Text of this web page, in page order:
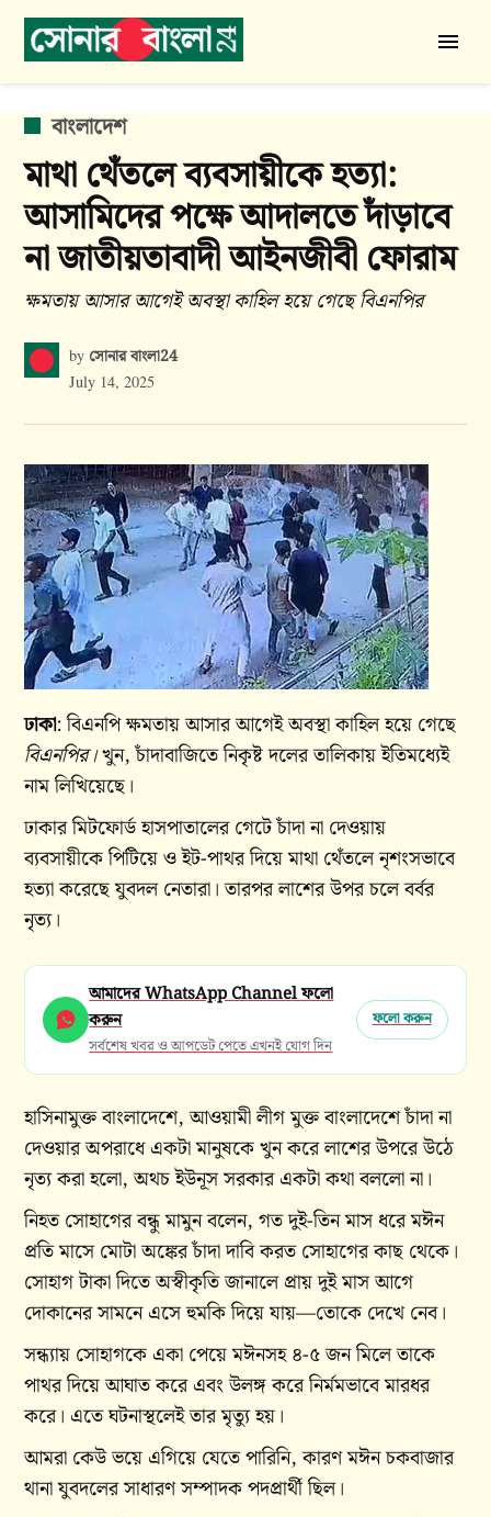
Skip
বাংলা
24
POSTED
বাংলাদেশ
মাথা থেঁতলে ব্যবসায়ীকে হত্যা:
আসামিদের পক্ষে আদালতে দাঁড়াবে
না জাতীয়তাবাদী আইনজীবী ফোরাম
ক্ষমতায় আসার আগেই অবস্থা কাহিল হয়ে গেছে বিএনপির
by সোনার বাংলা24
July 14, 2025
ঢাকা: বিএনপি ক্ষমতায় আসার আগেই অবস্থা কাহিল হয়ে গেছে
বিএনপির।খুন, চাঁদাবাজিতে নিকৃষ্ট দলের তালিকায় ইতিমধ্যেই
নাম লিখিয়েছে।
ঢাকার মিটফোর্ড হাসপাতালের গেটে চাঁদা না দেওয়ায়
ব্যবসায়ীকে পিটিয়ে ও ইট-পাথর দিয়ে মাথা থেঁতলে নৃশংসভাবে
হত্যা করেছে যুবদল নেতারা। তারপর লাশের উপর চলে বর্বর
নৃত্য।
আমাদের WhatsApp Channel ফলো
করুন
সর্বশেষ খবর ও আপডেট পেতে এখনই যোগ দিন
ফলো করুন
হাসিনামুক্ত বাংলাদেশে, আওয়ামী লীগ মুক্ত বাংলাদেশে চাঁদা না
দেওয়ার অপরাধে একটা মানুষকে খুন করে লাশের উপরে উঠে
নৃত্য করা হলো, অথচ ইউনূস সরকার একটা কথা বললো না।
নিহত সোহাগের বন্ধু মামুন বলেন, গত দুই-তিন মাস ধরে মঈন
প্রতি মাসে মোটা অঙ্কের চাঁদা দাবি করত সোহাগের কাছ থেকে।
সোহাগ টাকা দিতে অস্বীকৃতি জানালে প্রায় দুই মাস আগে
দোকানের সামনে এসে হুমকি দিয়ে যায়—তোকে দেখে নেব।
সন্ধ্যায় সোহাগকে একা পেয়ে মঈনসহ ৪-৫ জন মিলে তাকে
পাথর দিয়ে আঘাত করে এবং উলঙ্গ করে নির্মমভাবে মারধর
করে। এতে ঘটনাস্থলেই তার মৃত্যু হয়।
আমরা কেউ ভয়ে এগিয়ে যেতে পারিনি, কারণ মঈন চকবাজার
থানা যুবদলের সাধারণ সম্পাদক পদপ্রার্থী ছিল।